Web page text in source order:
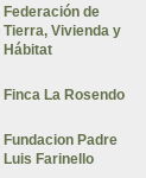
Federación de
Tierra, Vivienda y
Hábitat
Finca La Rosendo
Fundacion Padre
Luis Farinello